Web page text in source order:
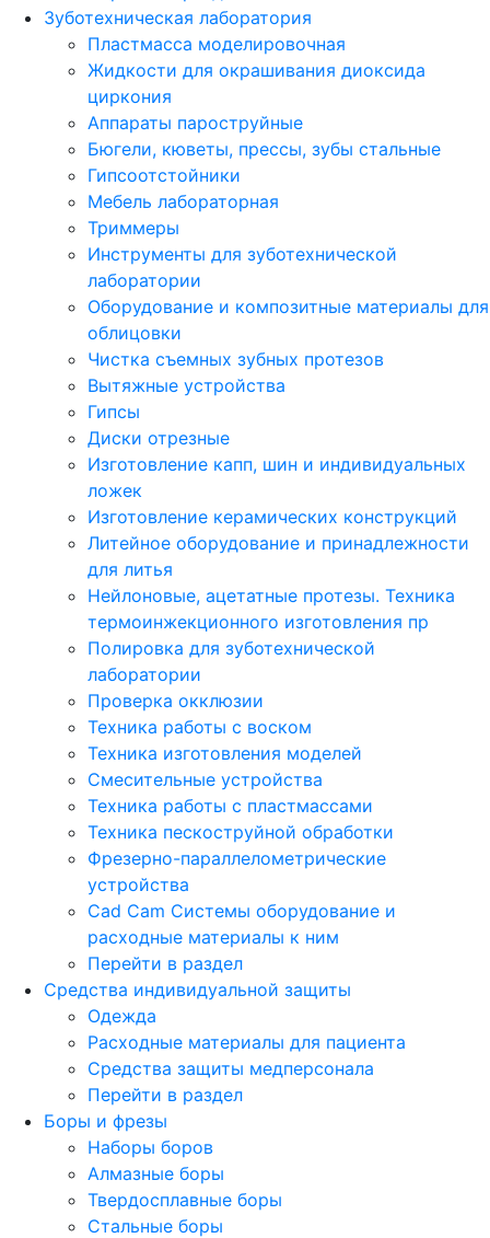
Зуботехническая лаборатория
Пластмасса моделировочная
Жидкости для окрашивания диоксида
циркония
Аппараты пароструйные
Бюгели, кюветы, прессы, зубы стальные
Гипсоотстойники
Мебель лабораторная
Триммеры
Инструменты для зуботехнической
лаборатории
Оборудование и композитные материалы для
облицовки
Чистка съемных зубных протезов
Вытяжные устройства
Гипсы
Диски отрезные
Изготовление капп, шин и индивидуальных
ложек
Изготовление керамических конструкций
Литейное оборудование и принадлежности
для литья
Нейлоновые, ацетатные протезы. Техника
термоинжекционного изготовления пр
Полировка для зуботехнической
лаборатории
Проверка окклюзии
Техника работы с воском
Техника изготовления моделей
Смесительные устройства
Техника работы с пластмассами
Техника пескоструйной обработки
Фрезерно-параллелометрические
устройства
Cad Cam Системы оборудование и
расходные материалы к ним
Перейти в раздел
Средства индивидуальной защиты
Одежда
Расходные материалы для пациента
Средства защиты медперсонала
Перейти в раздел
Боры и фрезы
Наборы боров
Алмазные боры
Твердосплавные боры
Стальные боры